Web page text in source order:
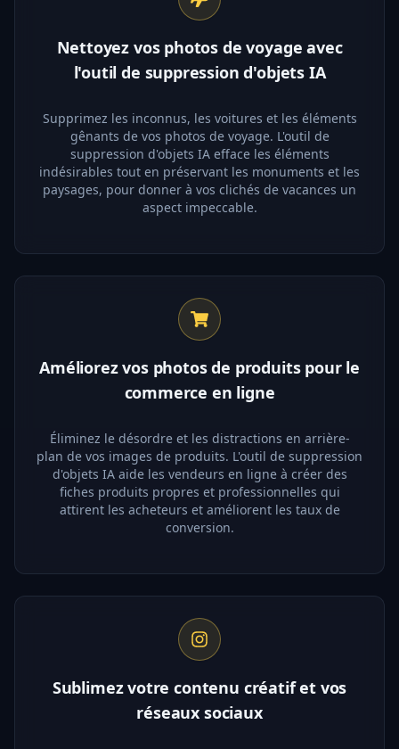
Nettoyez vos photos de voyage avec
l'outil de suppression d'objets IA
Supprimez les inconnus, les voitures et les éléments
gênants de vos photos de voyage. L'outil de
suppression d'objets IA efface les éléments
indésirables tout en préservant les monuments et les
paysages, pour donner à vos clichés de vacances un
aspect impeccable.
Améliorez vos photos de produits pour le
commerce en ligne
Éliminez le désordre et les distractions en arrière-
plan de vos images de produits. L'outil de suppression
d'objets IA aide les vendeurs en ligne à créer des
fiches produits propres et professionnelles qui
attirent les acheteurs et améliorent les taux de
conversion.
Sublimez votre contenu créatif et vos
réseaux sociaux